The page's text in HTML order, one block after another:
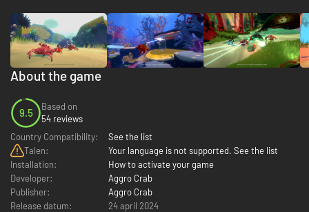
About the game
9.5
Based on
54 reviews
Country Compatibility:
See the list
Talen:
Your language is not supported. See the list
Installation:
How to activate your game
Developer:
Aggro Crab
Publisher:
Aggro Crab
Release datum:
24 april 2024